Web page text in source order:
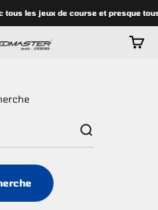
les jeux de course et presque
Panier